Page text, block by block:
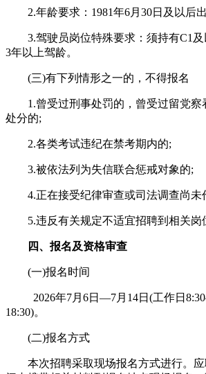
2.年龄要求：1981年6月30日及以后
3.驾驶员岗位特殊要求：须持有C1及
3年以上驾龄。
(三)有下列情形之一的，不得报名
1.曾受过刑事处罚的，曾受过留党察
处分的;
2.各类考试违纪在禁考期内的;
3.被依法列为失信联合惩戒对象的;
4.正在接受纪律审查或司法调查尚未
5.违反有关规定不适宜招聘到相关岗
四、报名及资格审查
(一)报名时间
2026年7月6日—7月14日(工作日
18:30)。
(二)报名方式
本次招聘采取现场报名方式进行。应